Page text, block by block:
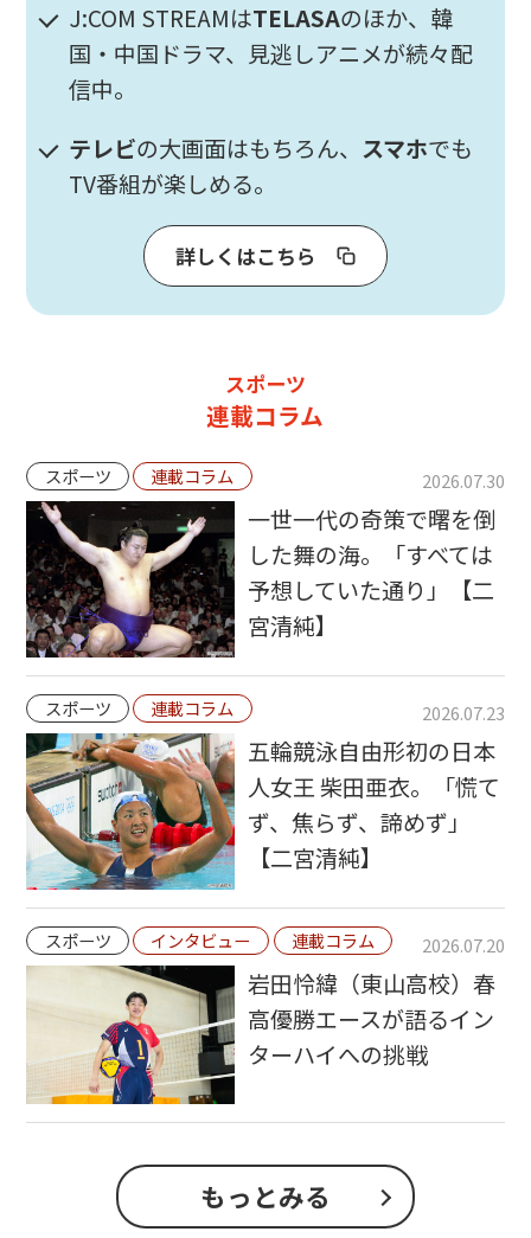
J:COM STREAMはTELASAのほか、韓
国・中国ドラマ、見逃しアニメが続々配
信中。
テレビの大画面はもちろん、 スマホでも
TV番組が楽しめる。
詳しくはこちら
スポーツ
連載コラム
スポーツ 連載コラム 2026.07.30
一世一代の奇策で曙を倒
した舞の海。「すべては
予想していた通り」【二
宮清純】
スポーツ 連載コラム 2026.07.23
五輪競泳自由形初の日本
人女王 柴田亜衣。「慌て
ず、焦らず、諦めず」
【二宮清純】
スポーツ インタビュー 連載コラム 2026.07.20
岩田怜緯（東山高校）春
高優勝エースが語るイン
ターハイへの挑戦
もっとみる